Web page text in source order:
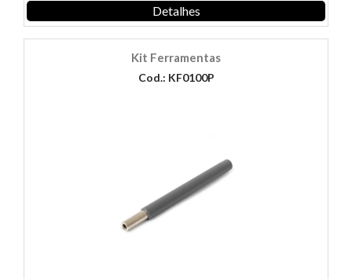
Detalhes
Kit Ferramentas
Cod.: KF0100P